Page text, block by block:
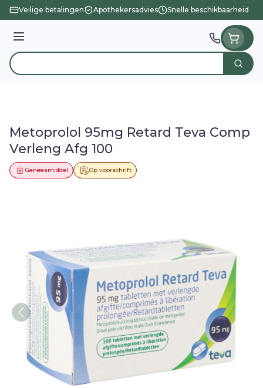
Ga naar de inhoud
Veilige betalingen Apothekersadvies Snelle beschikbaarheid
Menu
Product, merk, categorie... Zoek
Metoprolol 95mg Retard Teva Comp
Verleng Afg 100
Op voorschrift
Geneesmiddel